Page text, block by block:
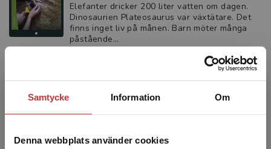
Samtycke Information Om
Denna webbplats använder cookies
Elefanter dricker 200 liter vatten om dagen.
Dinosaurien Plateosaurus var växtätare. Det
finns inget liv på månen. Barn möter många
påstående...
Naturvetenskap i förskolan - nya
Hansson, Lena m.fl.